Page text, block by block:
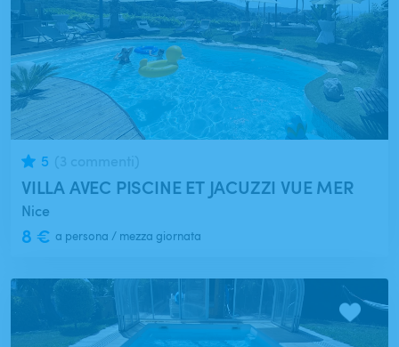
5
VILLA AVEC PISCINE ET JACUZZI VUE MER
Nice
8 € a persona / mezza giornata